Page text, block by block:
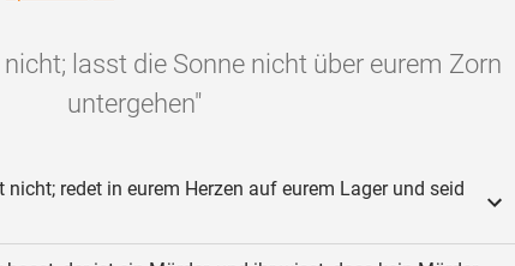
lasst die Sonne nicht über eurem Zorn
untergehen"
nicht; redet in eurem Herzen auf eurem Lager und seid